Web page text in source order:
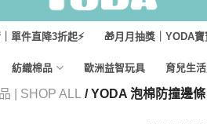
單件直降3折起⚡ 🎁月月抽獎｜YODA寶
紡織棉品 歐洲益智玩具 育兒生
| SHOP ALL / YODA 泡棉防撞邊條